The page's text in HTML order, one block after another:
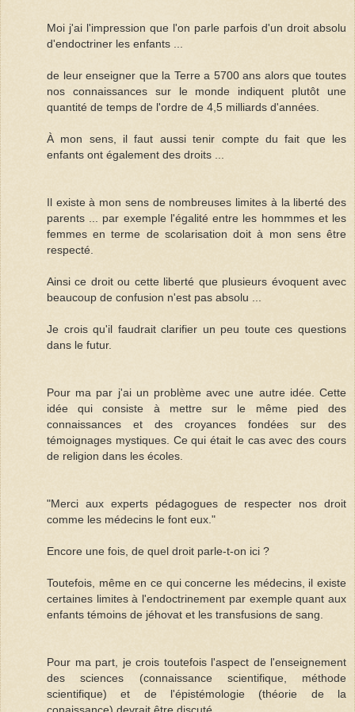
Moi j'ai l'impression que l'on parle parfois d'un droit absolu
d'endoctriner les enfants ...
de leur enseigner que la Terre a 5700 ans alors que toutes
nos connaissances sur le monde indiquent plutôt une
quantité de temps de l'ordre de 4,5 milliards d'années.
À mon sens, il faut aussi tenir compte du fait que les
enfants ont également des droits ...
Il existe à mon sens de nombreuses limites à la liberté des
parents ... par exemple l'égalité entre les hommmes et les
femmes en terme de scolarisation doit à mon sens être
respecté.
Ainsi ce droit ou cette liberté que plusieurs évoquent avec
beaucoup de confusion n'est pas absolu ...
Je crois qu'il faudrait clarifier un peu toute ces questions
dans le futur.
Pour ma par j'ai un problème avec une autre idée. Cette
idée qui consiste à mettre sur le même pied des
connaissances et des croyances fondées sur des
témoignages mystiques. Ce qui était le cas avec des cours
de religion dans les écoles.
"Merci aux experts pédagogues de respecter nos droit
comme les médecins le font eux."
Encore une fois, de quel droit parle-t-on ici ?
Toutefois, même en ce qui concerne les médecins, il existe
certaines limites à l'endoctrinement par exemple quant aux
enfants témoins de jéhovat et les transfusions de sang.
Pour ma part, je crois toutefois l'aspect de l'enseignement
des sciences (connaissance scientifique, méthode
scientifique) et de l'épistémologie (théorie de la
conaissance) devrait être discuté .